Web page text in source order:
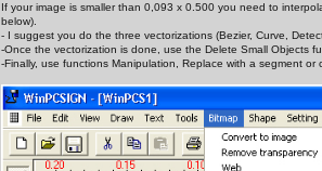
If your image is smaller than 0,093 x 0.500 you need to
below).
- I suggest you do the three vectorizations (Bezier, Curve,
-Once the vectorization is done, use the Delete Small Objects
-Finally, use functions Manipulation, Replace with a segment